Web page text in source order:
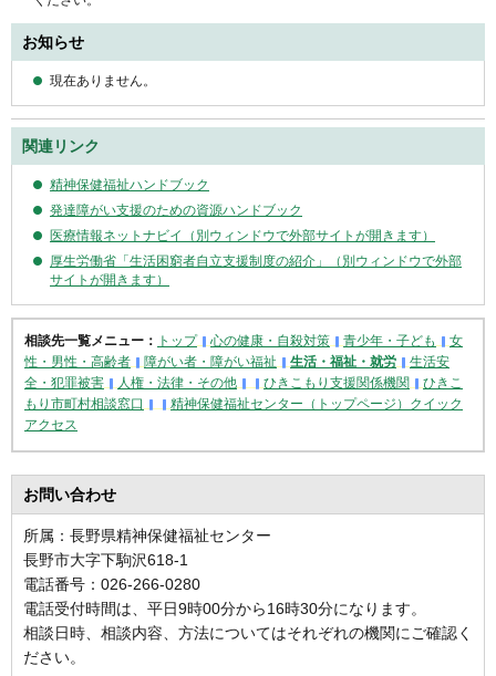
お知らせ
現在ありません。
関連リンク
精神保健福祉ハンドブック
発達障がい支援のための資源ハンドブック
医療情報ネットナビイ（別ウィンドウで外部サイトが開きます）
厚生労働省「生活困窮者自立支援制度の紹介」（別ウィンドウで外部
サイトが開きます）
相談先一覧メニュー： トップ 心の健康・自殺対策 青少年・子ども
女
性・男性・高齢者
障がい者・障がい福祉 生活・福祉・就労
生活安
全・犯罪被害
人権・法律・その他 ひきこもり支援関係機関
ひきこ
もり市町村相談窓口
精神保健福祉センター（トップページ）クイック
アクセス
お問い合わせ
所属：長野県精神保健福祉センター
長野市大字下駒沢618-1
電話番号：026-266-0280
電話受付時間は、平日9時00分から16時30分になります。
相談日時、相談内容、方法についてはそれぞれの機関にご確認く
ださい。